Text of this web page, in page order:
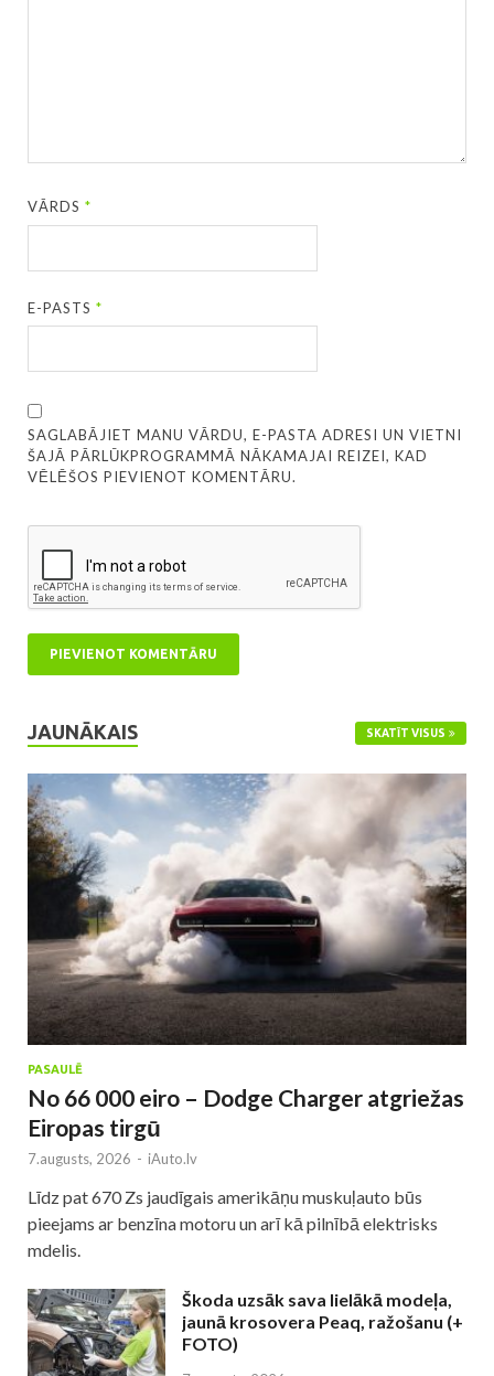
VĀRDS*
E-PASTS*
SAGLABĀJIET MANU VĀRDU, E-PASTA ADRESI UN VIETNI
ŠAJĀ PĀRLŪKPROGRAMMĀ NĀKAMAJAI REIZEI, KAD
VĒLĒŠOS PIEVIENOT KOMENTĀRU.
JAUNĀKAIS SKATĪT VISUS
PASAULĒ
No 66 000 eiro – Dodge Charger atgriežas
Eiropas tirgū
7.augusts, 2026 - iAuto.lv
Līdz pat 670 Zs jaudīgais amerikāņu muskuļauto būs
pieejams ar benzīna motoru un arī kā pilnībā elektrisks
mdelis.
Škoda uzsāk sava lielākā modeļa,
jaunā krosovera Peaq, ražošanu (+
FOTO)